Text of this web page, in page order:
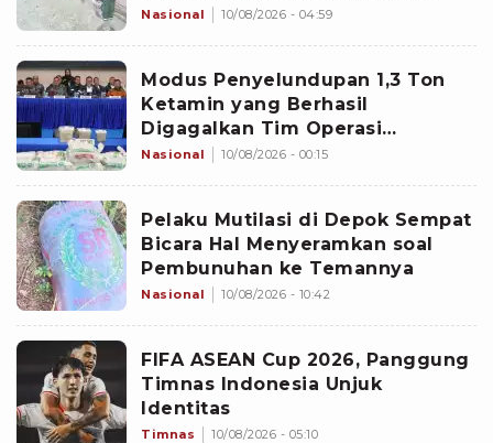
Sayembara Berhadiah
Nasional 10/08/2026 - 04:59
Modus Penyelundupan 1,3 Ton
Ketamin yang Berhasil
Digagalkan Tim Operasi
Gabungan di Perairan Natuna
Nasional 10/08/2026 - 00:15
Pelaku Mutilasi di Depok Sempat
Bicara Hal Menyeramkan soal
Pembunuhan ke Temannya
Nasional 10/08/2026 - 10:42
FIFA ASEAN Cup 2026, Panggung
Timnas Indonesia Unjuk
Identitas
Timnas 10/08/2026 - 05:10